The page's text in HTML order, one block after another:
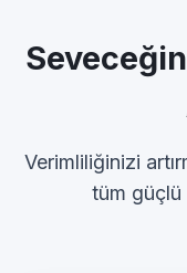
Verimliliğinizi
tüm güçlü